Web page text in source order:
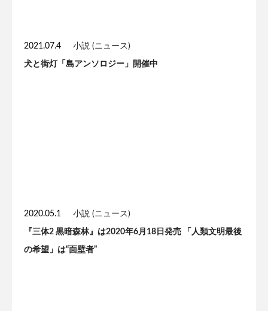
2021.07.4 小説 (ニュース)
犬と街灯「島アンソロジー」開催中
2020.05.1 小説 (ニュース)
『三体2 黒暗森林』は2020年6月18日発売 「人類文明最後
の希望」は“面壁者”